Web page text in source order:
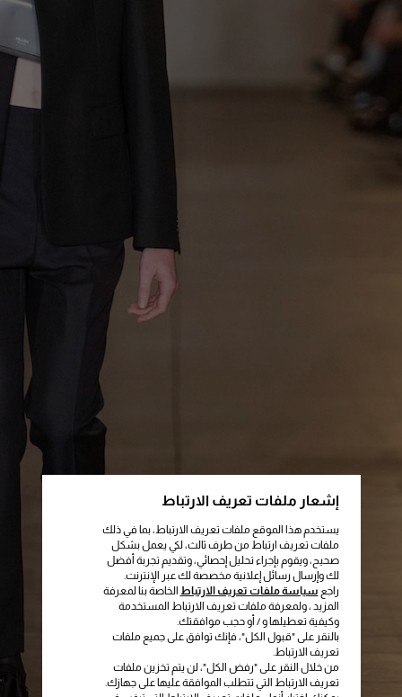
إشعار ملفات تعريف الارتباط
يستخدم هذا الموقع ملفات تعريف الارتباط، بما في ذلك
ملفات تعريف ارتباط من طرف ثالث، لكي يعمل بشكل
صحيح، ويقوم بإجراء تحليل إحصائي، وتقديم تجربة أفضل
لك وإرسال رسائل إعلانية مخصصة لك عبر الإنترنت.
راجع سياسة ملفات تعريف الارتباط الخاصة بنا لمعرفة
المزيد ، ولمعرفة ملفات تعريف الارتباط المستخدمة
وكيفية تعطيلها و / أو حجب موافقتك.
بالنقر على "قبول الكل"، فإنك توافق على جميع ملفات
تعريف الارتباط.
من خلال النقر على "رفض الكل"، لن يتم تخزين ملفات
تعريف الارتباط التي تتطلب الموافقة عليها على جهازك.